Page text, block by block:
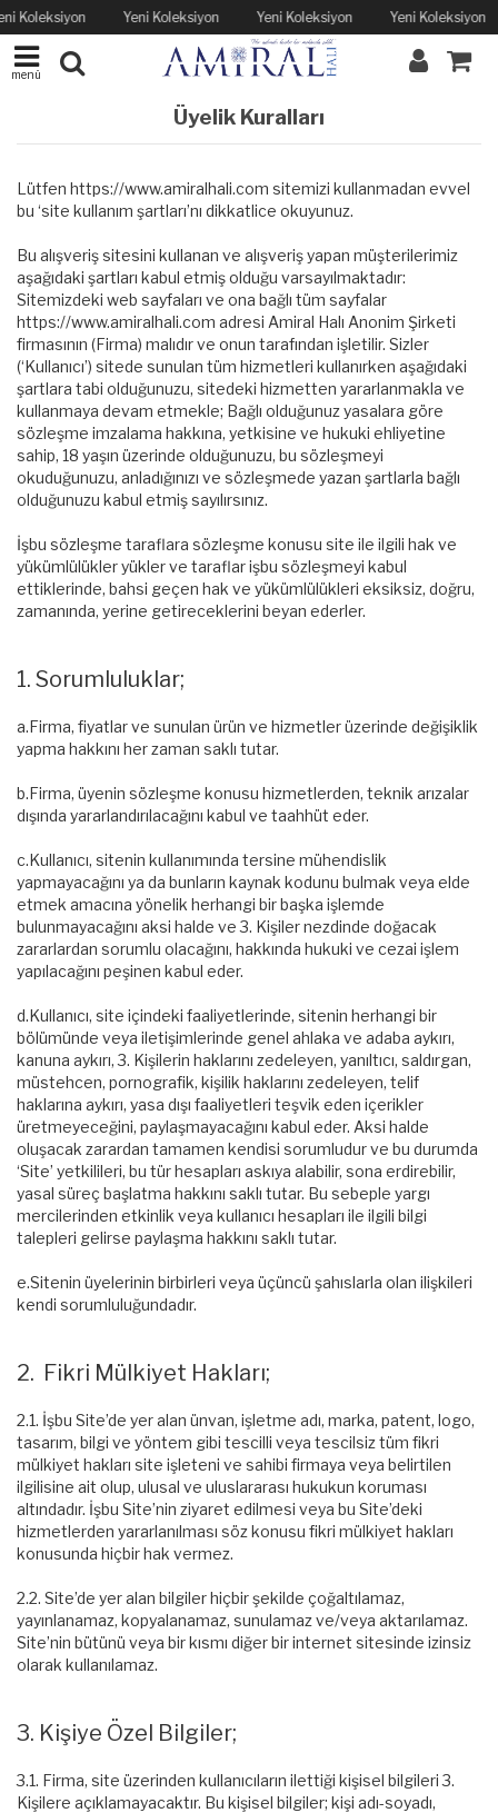
Koleksiyon Yeni Koleksiyon Yeni Koleksiyon Yeni Koleksiyon
menü
Üyelik Kuralları
Lütfen https://www.amiralhali.com sitemizi kullanmadan evvel
bu ‘site kullanım şartları’nı dikkatlice okuyunuz.
Bu alışveriş sitesini kullanan ve alışveriş yapan müşterilerimiz
aşağıdaki şartları kabul etmiş olduğu varsayılmaktadır:
Sitemizdeki web sayfaları ve ona bağlı tüm sayfalar
https://www.amiralhali.com adresi Amiral Halı Anonim Şirketi
firmasının (Firma) malıdır ve onun tarafından işletilir. Sizler
(‘Kullanıcı’) sitede sunulan tüm hizmetleri kullanırken aşağıdaki
şartlara tabi olduğunuzu, sitedeki hizmetten yararlanmakla ve
kullanmaya devam etmekle; Bağlı olduğunuz yasalara göre
sözleşme imzalama hakkına, yetkisine ve hukuki ehliyetine
sahip, 18 yaşın üzerinde olduğunuzu, bu sözleşmeyi
okuduğunuzu, anladığınızı ve sözleşmede yazan şartlarla bağlı
olduğunuzu kabul etmiş sayılırsınız.
İşbu sözleşme taraflara sözleşme konusu site ile ilgili hak ve
yükümlülükler yükler ve taraflar işbu sözleşmeyi kabul
ettiklerinde, bahsi geçen hak ve yükümlülükleri eksiksiz, doğru,
zamanında, yerine getireceklerini beyan ederler.
1. Sorumluluklar;
a.Firma, fiyatlar ve sunulan ürün ve hizmetler üzerinde değişiklik
yapma hakkını her zaman saklı tutar.
b.Firma, üyenin sözleşme konusu hizmetlerden, teknik arızalar
dışında yararlandırılacağını kabul ve taahhüt eder.
c.Kullanıcı, sitenin kullanımında tersine mühendislik
yapmayacağını ya da bunların kaynak kodunu bulmak veya elde
etmek amacına yönelik herhangi bir başka işlemde
bulunmayacağını aksi halde ve 3. Kişiler nezdinde doğacak
zararlardan sorumlu olacağını, hakkında hukuki ve cezai işlem
yapılacağını peşinen kabul eder.
d.Kullanıcı, site içindeki faaliyetlerinde, sitenin herhangi bir
bölümünde veya iletişimlerinde genel ahlaka ve adaba aykırı,
kanuna aykırı, 3. Kişilerin haklarını zedeleyen, yanıltıcı, saldırgan,
müstehcen, pornografik, kişilik haklarını zedeleyen, telif
haklarına aykırı, yasa dışı faaliyetleri teşvik eden içerikler
üretmeyeceğini, paylaşmayacağını kabul eder. Aksi halde
oluşacak zarardan tamamen kendisi sorumludur ve bu durumda
‘Site’ yetkilileri, bu tür hesapları askıya alabilir, sona erdirebilir,
yasal süreç başlatma hakkını saklı tutar. Bu sebeple yargı
mercilerinden etkinlik veya kullanıcı hesapları ile ilgili bilgi
talepleri gelirse paylaşma hakkını saklı tutar.
e.Sitenin üyelerinin birbirleri veya üçüncü şahıslarla olan ilişkileri
kendi sorumluluğundadır.
2. Fikri Mülkiyet Hakları;
2.1. İşbu Site’de yer alan ünvan, işletme adı, marka, patent, logo,
tasarım, bilgi ve yöntem gibi tescilli veya tescilsiz tüm fikri
mülkiyet hakları site işleteni ve sahibi firmaya veya belirtilen
ilgilisine ait olup, ulusal ve uluslararası hukukun koruması
altındadır. İşbu Site’nin ziyaret edilmesi veya bu Site’deki
hizmetlerden yararlanılması söz konusu fikri mülkiyet hakları
konusunda hiçbir hak vermez.
2.2. Site’de yer alan bilgiler hiçbir şekilde çoğaltılamaz,
yayınlanamaz, kopyalanamaz, sunulamaz ve/veya aktarılamaz.
Site’nin bütünü veya bir kısmı diğer bir internet sitesinde izinsiz
olarak kullanılamaz.
3. Kişiye Özel Bilgiler;
3.1. Firma, site üzerinden kullanıcıların ilettiği kişisel bilgileri 3.
Kişilere açıklamayacaktır. Bu kişisel bilgiler; kişi adı-soyadı,